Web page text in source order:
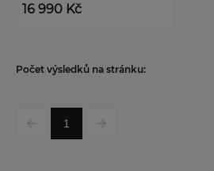
16 990 Kč
1
Počet výsledků na stránku: